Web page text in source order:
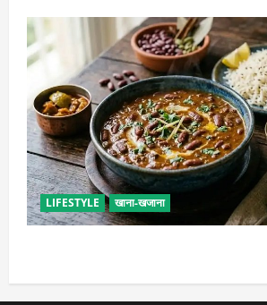
LIFESTYLE खाना-खजाना